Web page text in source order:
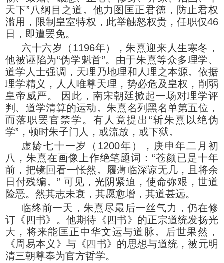
天下”八纲目之道。他力图匡正君德，防止君权
滥用，限制皇室特权，此举触怒权贵，任职仅46
日，即遭罢免。
六十六岁（1196年），朱熹迎来人生寒冬，
他被诬陷为“伪学魁首”。由于朱熹等众多理学、
道学人士强调，天理乃地理和人理之本源。依据
理学精义，人人唯尊天理，势必危及皇权，削弱
皇帝威严。 因此，南宋朝廷掀起一场对理学评
判、道学清算的运动。朱熹名列黑名单第五位，
而落职罢官禁学。有人竟提出“斩朱熹以绝伪
学”，顿时朱子门人，或流放，或下狱。
虚龄七十一岁（1200年），庚申年二月初
八，朱熹在画像上作绝笔题词：“苍颜已是十年
前，把镜回看一怅然。履薄临深谅无几，且将余
日付残编。” 可见，光阴紧迫，使命弥艰，世道
险恶。然其志未衰，其愿愈增，其道甚远。
临终前一天，朱熹尽最后一丝气力，仍在修
订《四书》。他期待《四书》的正宗道统发扬光
大，将来能匡正中华文运与道脉。后世果然，
《周易本义》与《四书》的思想与道统，被元明
清三朝尊奉为官方哲学。